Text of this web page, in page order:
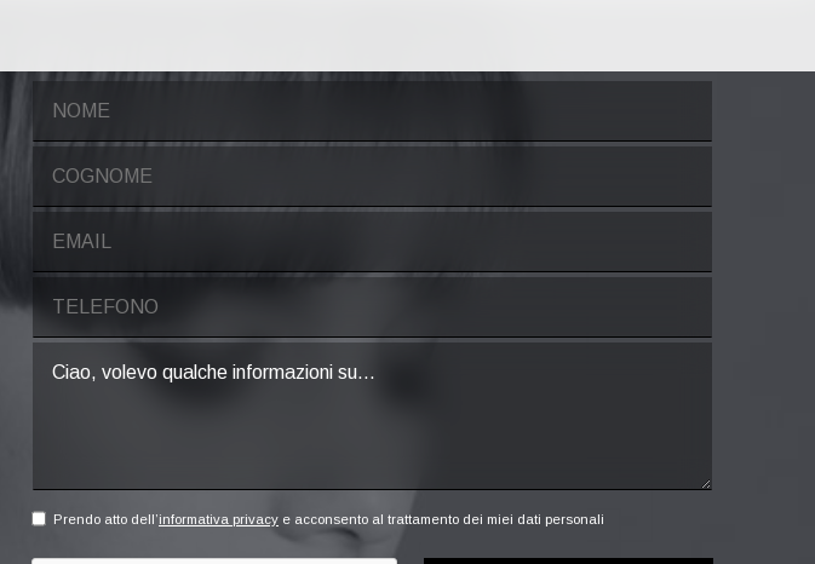
Prendo atto dell’informativa privacye acconsento al trattamento dei miei dati personali